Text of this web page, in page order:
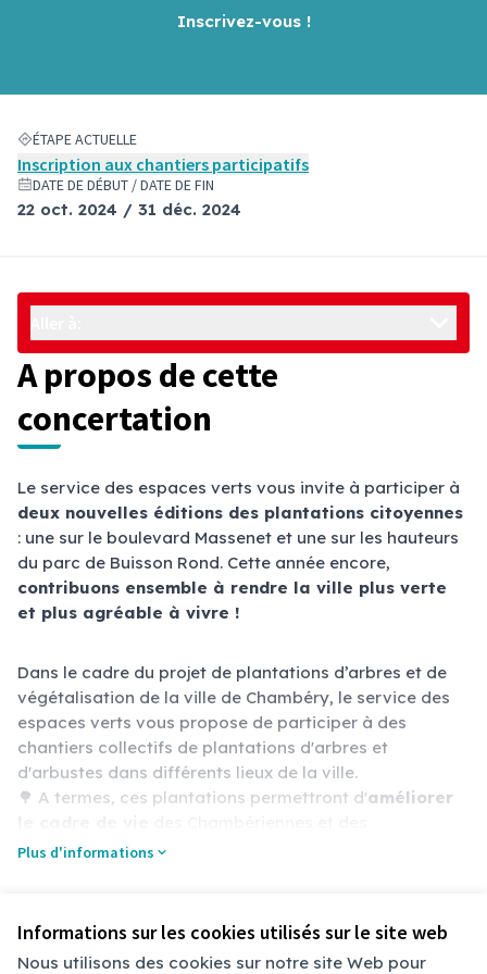
Informations sur les cookies utilisés sur le site web
Nous utilisons des cookies sur notre site Web pour
Inscrivez-vous !
ÉTAPE ACTUELLE
Inscription aux chantiers participatifs
DATE DE DÉBUT / DATE DE FIN
22 oct. 2024 / 31 déc. 2024
A propos de cette
concertation
Le service des espaces verts vous invite à participer à
deux nouvelles éditions des plantations citoyennes
: une sur le boulevard Massenet et une sur les hauteurs
du parc de Buisson Rond. Cette année encore,
contribuons ensemble à rendre la ville plus verte
et plus agréable à vivre !
Dans le cadre du projet de plantations d’arbres et de
végétalisation de la ville de Chambéry, le service des
espaces verts vous propose de participer à des
chantiers collectifs de plantations d'arbres et
d'arbustes dans différents lieux de la ville.
🌳 A termes, ces plantations permettront d'améliorer
Chambériens en participant à la lutte contre les îlots de
biodiversité
en développant les connexions entre les
Plus d'informations
Référence : chbry-PART-2024-09-94